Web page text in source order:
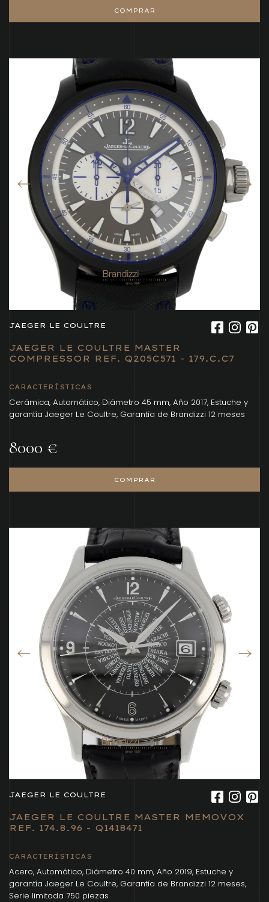
COMPRAR
JAEGER LE COULTRE
JAEGER LE COULTRE MASTER
COMPRESSOR REF. Q205C571 - 179.C.C7
CARACTERÍSTICAS
Cerámica, Automático, Diámetro 45 mm, Año 2017, Estuche y
garantía Jaeger Le Coultre, Garantía de Brandizzi 12 meses
8000 €
COMPRAR
JAEGER LE COULTRE
JAEGER LE COULTRE MASTER MEMOVOX
REF. 174.8.96 - Q1418471
CARACTERÍSTICAS
Acero, Automático, Diámetro 40 mm, Año 2019, Estuche y
garantía Jaeger Le Coultre, Garantía de Brandizzi 12 meses,
Serie limitada 750 piezas